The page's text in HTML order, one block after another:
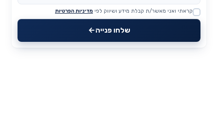
Website
קראתי ואני מאשר/ת קבלת מידע ושיווק לפי מדיניות הפרטיות
שלחו פנייה